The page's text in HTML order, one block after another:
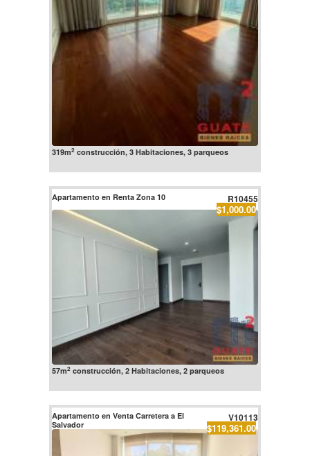
319m2construcción, 3 Habitaciones, 3 parqueos
Apartamento en Renta Zona 10 R10455
$1,000.00
57m2construcción, 2 Habitaciones, 2 parqueos
Apartamento en Venta Carretera a El
Salvador
V10113
$119,361.00